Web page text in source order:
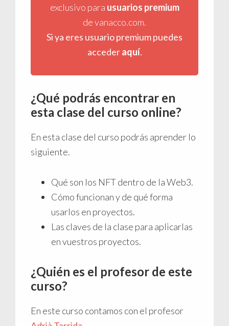
exclusivo para usuarios premium
de vanacco.com.
Si ya eres usuario premium puedes
accederaquí.
¿Qué podrás encontrar en
esta clase del curso online?
En esta clase del curso podrás aprender lo
siguiente.
Qué son los NFT dentro de la Web3.
Cómo funcionan y de qué forma
usarlos en proyectos.
Las claves de la clase para aplicarlas
en vuestros proyectos.
¿Quién es el profesor de este
curso?
En este curso contamos con el profesor